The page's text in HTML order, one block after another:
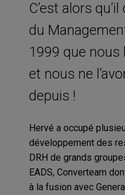
C’est alors
du
1999 que nous
et nous ne
depuis !
Hervé a occupé
développement des
DRH de grands
EADS, Converteam
à la fusion avec